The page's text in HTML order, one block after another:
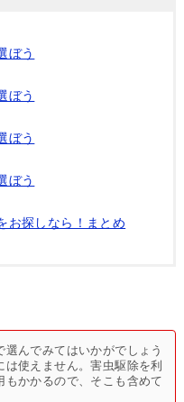
ぼう
ぼう
ぼう
ぼう
お探しなら！まとめ
んでみてはいかがでしょう
使えません。害虫駆除を利
かかるので、そこも含めて